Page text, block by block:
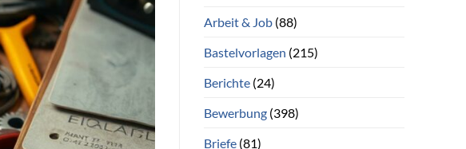
Arbeit & Job(88)
Bastelvorlagen (215)
Berichte(24)
Bewerbung(398)
Briefe(81)